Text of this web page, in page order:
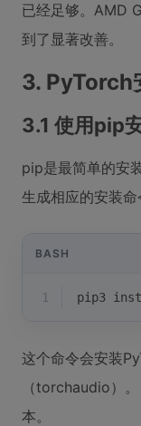
已经足够。AMD
到了显著改善。
3. PyTorch
3.1 使用pip
pip是最简单的安
生成相应的安装
BASH
1 pip3
这个命令会安装
（torchaudio）。
本。